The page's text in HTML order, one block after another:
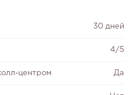
30 дней
4/5
центром Да